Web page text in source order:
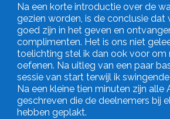
Na een korte introductie over de
gezien worden, is de conclusie dat
goed zijn in het geven en
complimenten. Het is ons niet
toelichting stel ik dan ook voor om
oefenen. Na uitleg van een paar
sessie van start terwijl ik
Na een kleine tien minuten zijn alle
geschreven die de deelnemers bij
hebben geplakt.